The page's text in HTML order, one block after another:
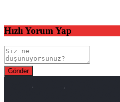
Hızlı Yorum Yap